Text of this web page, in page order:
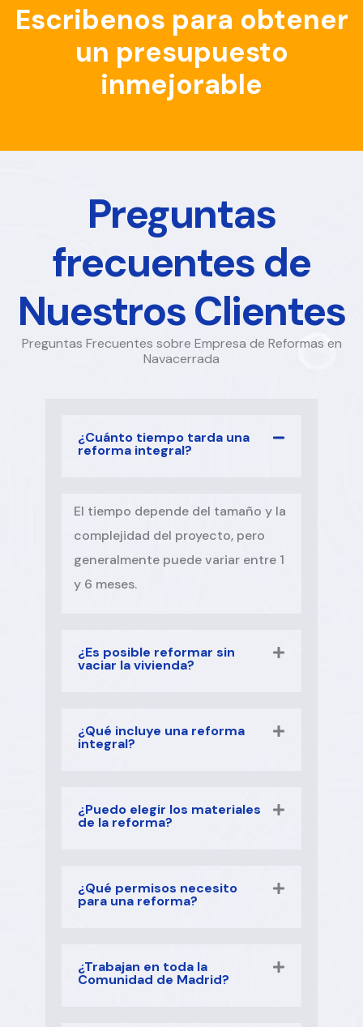
Escribenos para obtener
un presupuesto
inmejorable
Preguntas
frecuentes de
Nuestros Clientes
Preguntas Frecuentes sobre Empresa de Reformas en
Navacerrada
¿Cuánto tiempo tarda una
reforma integral?
El tiempo depende del tamaño y la
complejidad del proyecto, pero
generalmente puede variar entre 1
y 6 meses.
¿Es posible reformar sin
vaciar la vivienda?
¿Qué incluye una reforma
integral?
¿Puedo elegir los materiales
de la reforma?
¿Qué permisos necesito
para una reforma?
¿Trabajan en toda la
Comunidad de Madrid?